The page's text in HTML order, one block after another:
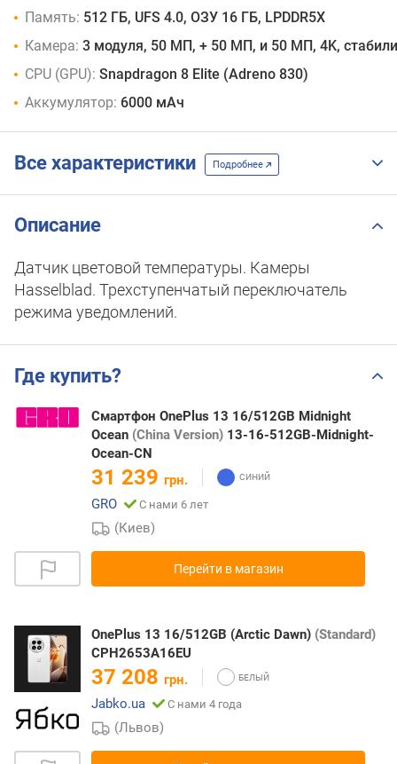
Память: 512 ГБ, UFS 4.0, ОЗУ 16 ГБ, LPDDR5X
Камера: 3 модуля, 50 МП, + 50 МП, и 50 МП, 4K,
CPU (GPU): Snapdragon 8 Elite (Adreno 830)
Аккумулятор: 6000 мАч
Все характеристики Подробнее
Описание
Датчик цветовой температуры. Камеры
Hasselblad. Трехступенчатый переключатель
режима уведомлений.
Где купить?
Смартфон OnePlus 13 16/512GB Midnight
Ocean (China Version) 13-16-512GB-Midnight-
Ocean-CN
31 239 грн.
GRO
С нами 6 лет
(Киев)
Перейти в магазин
OnePlus 13 16/512GB (Arctic Dawn) (Standard)
CPH2653A16EU
37 208 грн.
Jabko.ua
С нами 4 года
(Львов)